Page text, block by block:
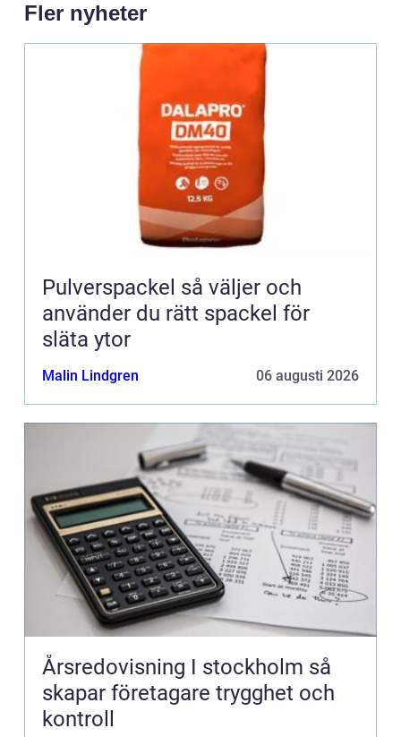
Fler nyheter
Pulverspackel så väljer och
använder du rätt spackel för
släta ytor
Malin Lindgren 06 augusti 2026
Årsredovisning I stockholm så
skapar företagare trygghet och
kontroll